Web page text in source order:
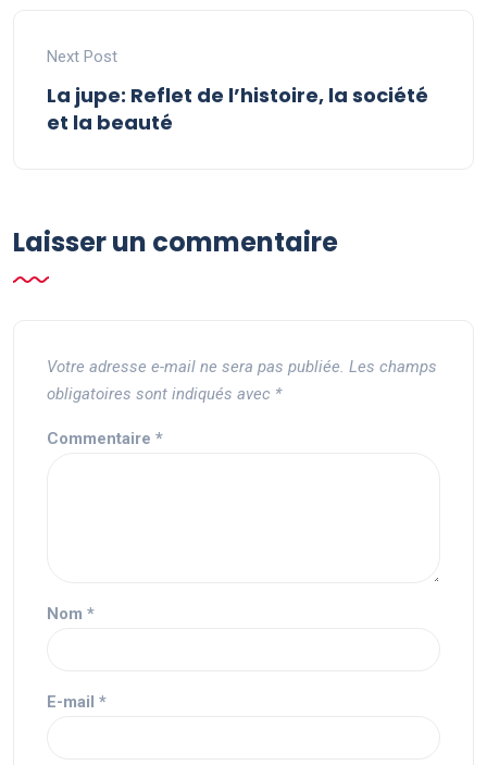
Next Post
La jupe: Reflet de l’histoire, la société
et la beauté
Laisser un commentaire
Votre adresse e-mail ne sera pas publiée. Les champs
obligatoires sont indiqués avec *
Commentaire *
Nom *
E-mail *